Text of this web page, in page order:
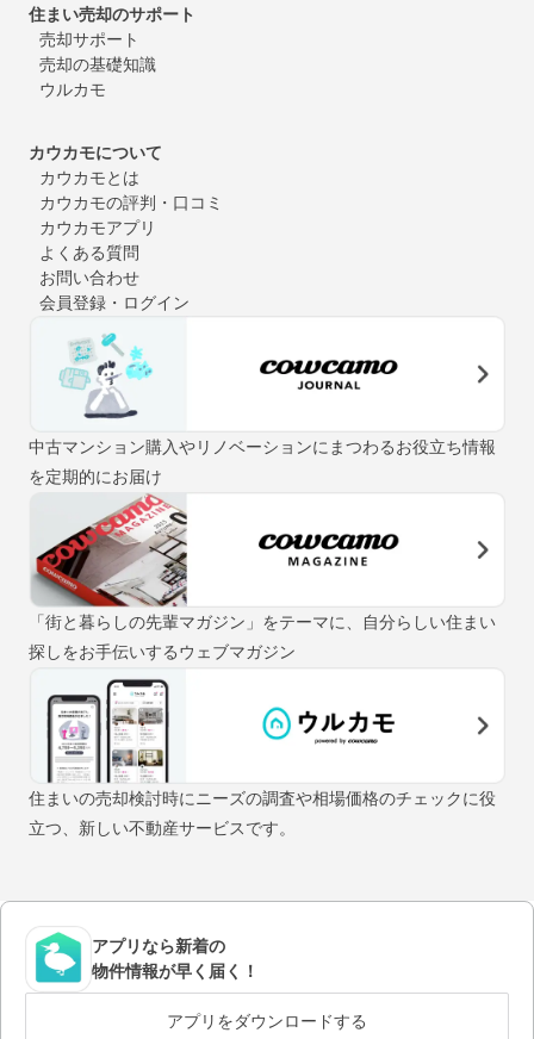
住まい売却のサポート
売却サポート
売却の基礎知識
ウルカモ
カウカモについて
カウカモとは
カウカモの評判・口コミ
カウカモアプリ
よくある質問
お問い合わせ
会員登録・ログイン
中古マンション購入やリノベーションにまつわるお役立ち情報
を定期的にお届け
「街と暮らしの先輩マガジン」をテーマに、自分らしい住まい
探しをお手伝いするウェブマガジン
住まいの売却検討時にニーズの調査や相場価格のチェックに役
立つ、新しい不動産サービスです。
アプリなら新着の
物件情報が早く届く！
アプリをダウンロードする